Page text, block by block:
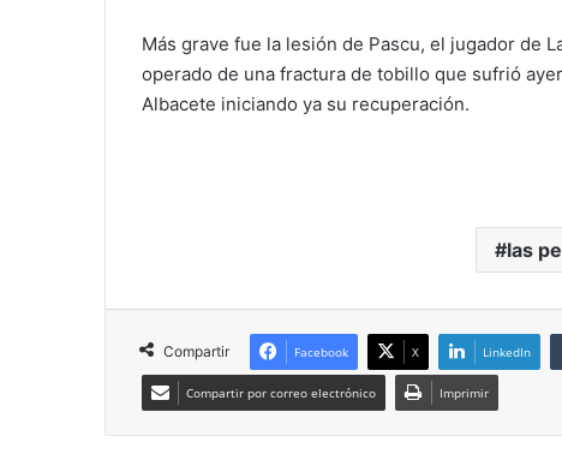
Más grave fue la lesión de Pascu, el jugador de
operado de una fractura de tobillo que sufrió
Albacete iniciando ya su recuperación.
las
Compartir Facebook X LinkedIn
Compartir por correo electrónico Imprimir